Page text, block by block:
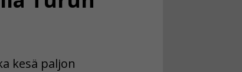
kesä paljon